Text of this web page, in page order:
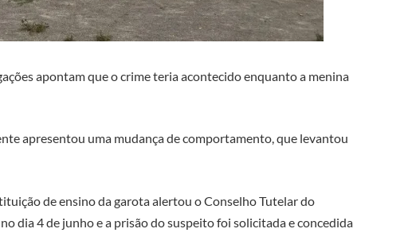
apontam que o crime teria acontecido enquanto a menina
apresentou uma mudança de comportamento, que levantou
de ensino da garota alertou o Conselho Tutelar do
dia 4 de junho e a prisão do suspeito foi solicitada e concedida